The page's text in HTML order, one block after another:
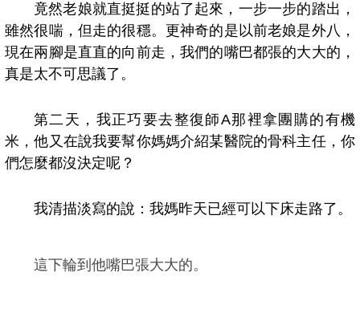
竟然老娘就直挺挺的站了起來，一步一步的踏出，
雖然很喘，但走的很穩。更神奇的是以前老娘是外八，
現在兩腳是直直的向前走，我們的嘴巴都張的大大的，
真是太不可思議了。
第二天，我正巧要去整復師A那裡拿團購的有機
米，他又在說我要幫你媽媽介紹某醫院的骨科主任，你
們怎麼都沒決定呢？
我清描淡寫的說：我媽昨天已經可以下床走路了。
這下輪到他嘴巴張大大的。